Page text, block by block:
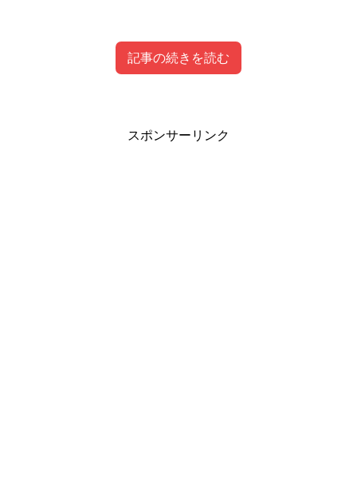
記事の続きを読む
スポンサーリンク